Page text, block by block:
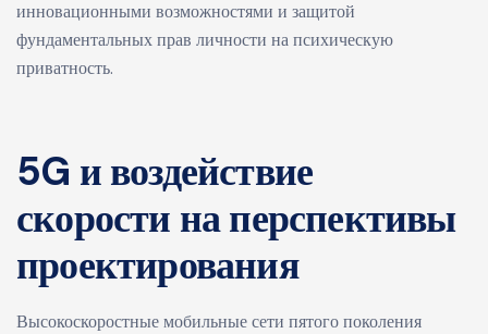
инновационными возможностями и защитой
фундаментальных прав личности на психическую
приватность.
5G и воздействие
скорости на перспективы
проектирования
Высокоскоростные мобильные сети пятого поколения